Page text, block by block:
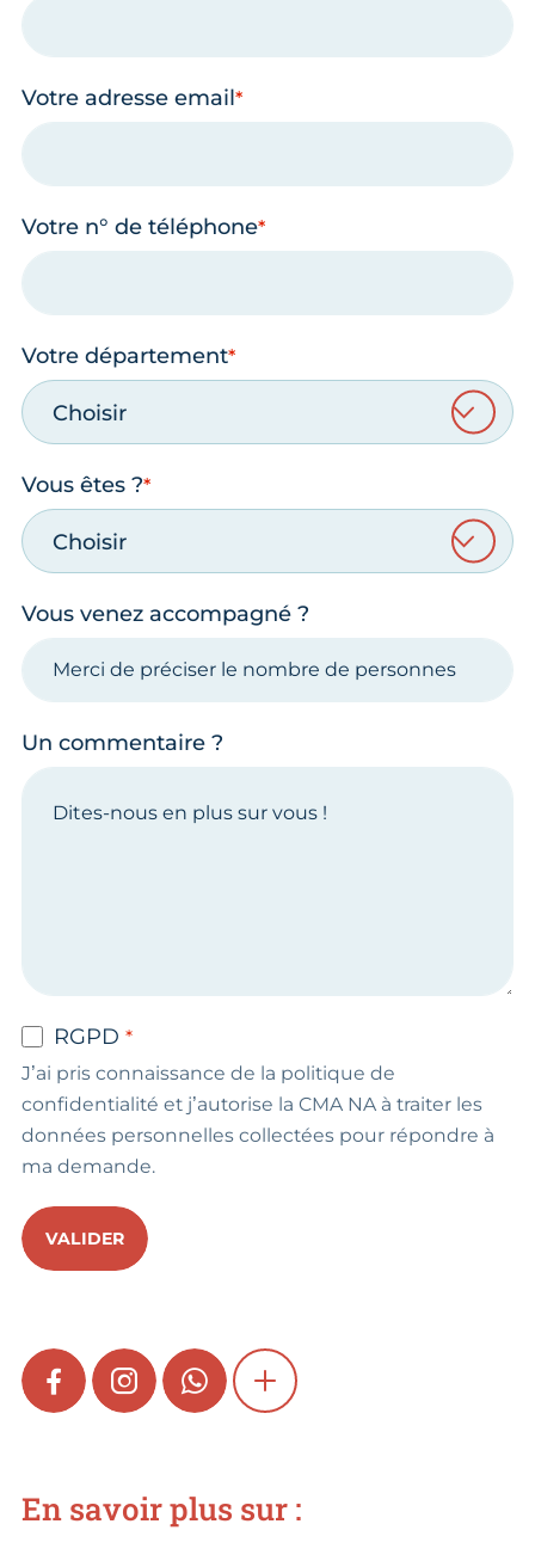
Votre adresse email
Votre n° de téléphone
Votre département
Choisir
Vous êtes ?
Choisir
Vous venez accompagné ?
Un commentaire ?
RGPD
J’ai pris connaissance de la politique de
confidentialité et j’autorise la CMA NA à traiter les
données personnelles collectées pour répondre à
ma demande.
VALIDER
FACEBOOKINSTAGRAMWHATSAPPSHOW MORE
En savoir plus sur :